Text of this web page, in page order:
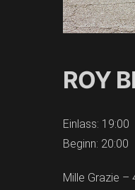
ROY
Einlass: 19:00
Beginn: 20:00
Mille Grazie –